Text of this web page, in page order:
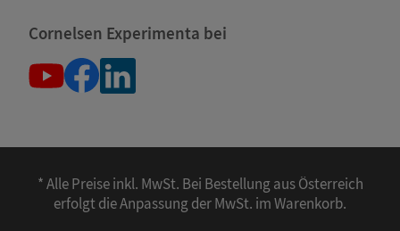
Cornelsen Experimenta bei
* Alle Preise inkl. MwSt. Bei Bestellung aus Österreich
erfolgt die Anpassung der MwSt. im Warenkorb.